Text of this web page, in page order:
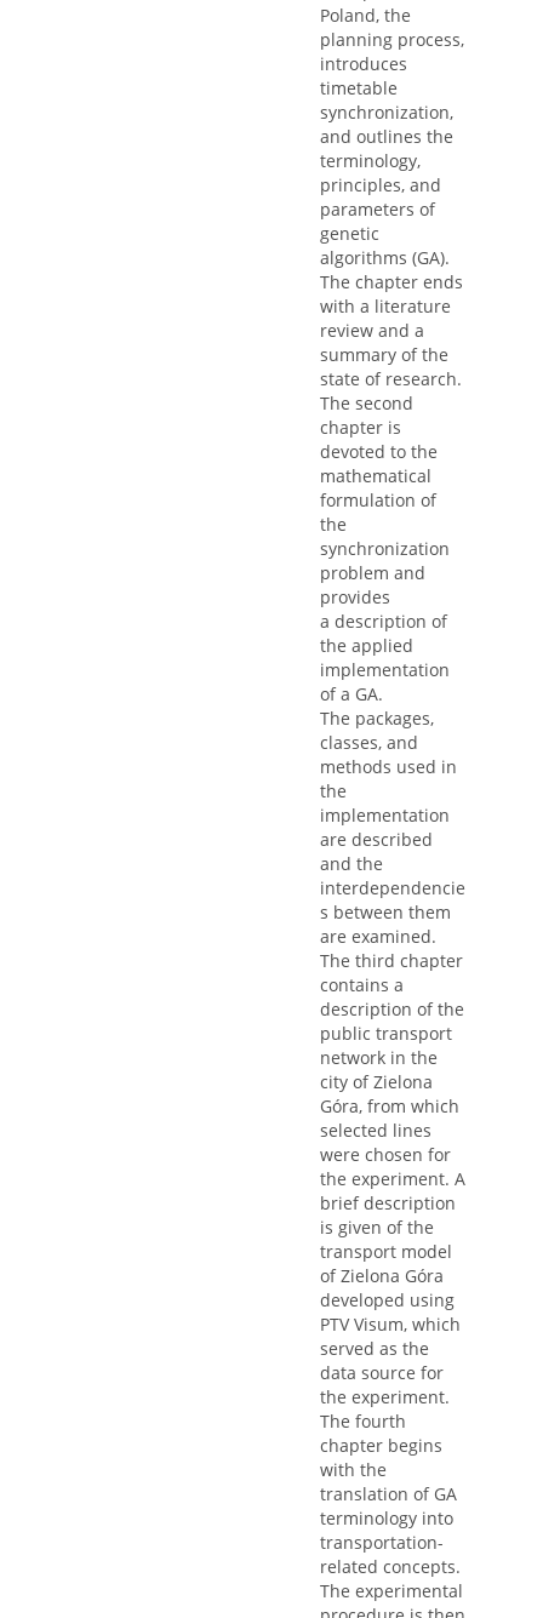
Poland, the
planning process,
introduces
timetable
synchronization,
and outlines the
terminology,
principles, and
parameters of
genetic
algorithms (GA).
The chapter ends
with a literature
review and a
summary of the
state of research.
The second
chapter is
devoted to the
mathematical
formulation of
the
synchronization
problem and
provides
a description of
the applied
implementation
of a GA.
The packages,
classes, and
methods used in
the
implementation
are described
and the
interdependencie
s between them
are examined.
The third chapter
contains a
description of the
public transport
network in the
city of Zielona
Góra, from which
selected lines
were chosen for
the experiment. A
brief description
is given of the
transport model
of Zielona Góra
developed using
PTV Visum, which
served as the
data source for
the experiment.
The fourth
chapter begins
with the
translation of GA
terminology into
transportation-
related concepts.
The experimental